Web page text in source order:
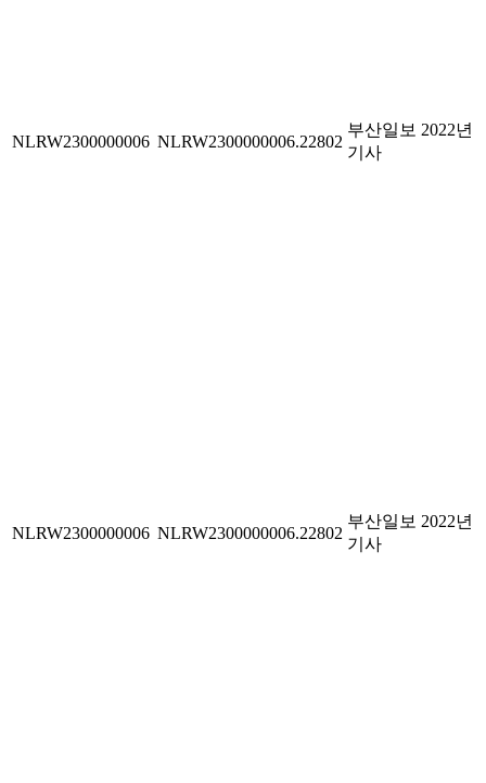
NLRW2300000006 NLRW2300000006.22802
부산일보 2022년
기사
NLRW2300000006 NLRW2300000006.22802
부산일보 2022년
기사